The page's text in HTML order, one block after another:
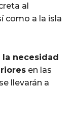
al
como a la isla
la necesidad
en las
llevarán a